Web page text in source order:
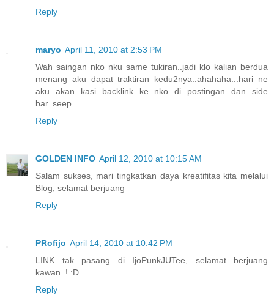
Reply
maryo April 11, 2010 at 2:53 PM
Wah saingan nko nku same tukiran..jadi klo kalian berdua
menang aku dapat traktiran kedu2nya..ahahaha...hari ne
aku akan kasi backlink ke nko di postingan dan side
bar..seep...
Reply
GOLDEN INFO April 12, 2010 at 10:15 AM
Salam sukses, mari tingkatkan daya kreatifitas kita melalui
Blog, selamat berjuang
Reply
PRofijo April 14, 2010 at 10:42 PM
LINK tak pasang di IjoPunkJUTee, selamat berjuang
kawan..! :D
Reply